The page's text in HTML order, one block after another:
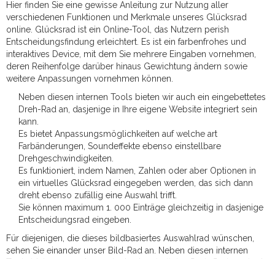
Hier finden Sie eine gewisse Anleitung zur Nutzung aller
verschiedenen Funktionen und Merkmale unseres Glücksrad
online. Glücksrad ist ein Online-Tool, das Nutzern perish
Entscheidungsfindung erleichtert. Es ist ein farbenfrohes und
interaktives Device, mit dem Sie mehrere Eingaben vornehmen,
deren Reihenfolge darüber hinaus Gewichtung ändern sowie
weitere Anpassungen vornehmen können.
Neben diesen internen Tools bieten wir auch ein eingebettetes
Dreh-Rad an, dasjenige in Ihre eigene Website integriert sein
kann.
Es bietet Anpassungsmöglichkeiten auf welche art
Farbänderungen, Soundeffekte ebenso einstellbare
Drehgeschwindigkeiten.
Es funktioniert, indem Namen, Zahlen oder aber Optionen in
ein virtuelles Glücksrad eingegeben werden, das sich dann
dreht ebenso zufällig eine Auswahl trifft.
Sie können maximum 1. 000 Einträge gleichzeitig in dasjenige
Entscheidungsrad eingeben.
Für diejenigen, die dieses bildbasiertes Auswahlrad wünschen,
sehen Sie einander unser Bild-Rad an. Neben diesen internen